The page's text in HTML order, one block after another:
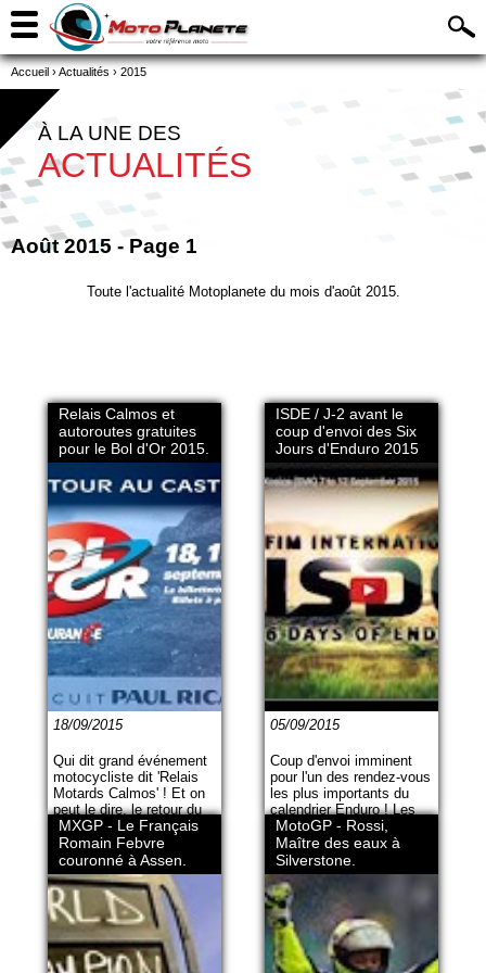
Accueil ›Actualités › 2015
À LA UNE DES
ACTUALITÉS
Août 2015 - Page 1
Toute l'actualité Motoplanete du mois d'août 2015.
Relais Calmos et
autoroutes gratuites
pour le Bol d'Or 2015.
18/09/2015
Qui dit grand événement
motocycliste dit 'Relais
Motards Calmos' ! Et on
peut le dire, le retour du
Bol d'Or au Castellet les
18,19 et 20 Septembre
2015 est UN des
Evénement majeur de
cette année 2015.
ISDE / J-2 avant le
coup d'envoi des Six
Jours d'Enduro 2015
05/09/2015
Coup d'envoi imminent
pour l'un des rendez-vous
les plus importants du
calendrier Enduro ! Les
ISDE reviennent en
Slovaquie, du 7 au 12
septembre, pour la
90ème édition qui
regroupera vingt-trois
nations.
MXGP - Le Français
Romain Febvre
couronné à Assen.
MotoGP - Rossi,
Maître des eaux à
Silverstone.